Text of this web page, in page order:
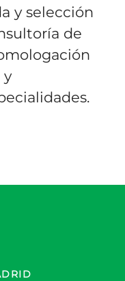
y selección
de
y